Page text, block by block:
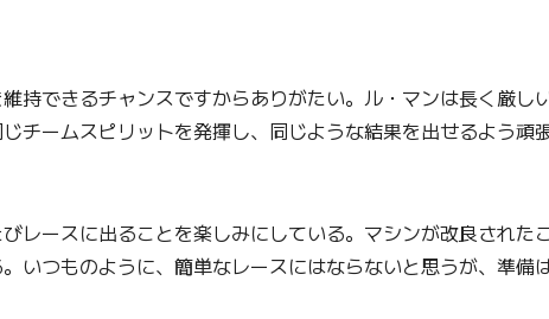
持できるチャンスですからありがたい。ル・マンは長く厳し
チームスピリットを発揮し、同じような結果を出せるよう頑
レースに出ることを楽しみにしている。マシンが改良され
いつものように、簡単なレースにはならないと思うが、準備